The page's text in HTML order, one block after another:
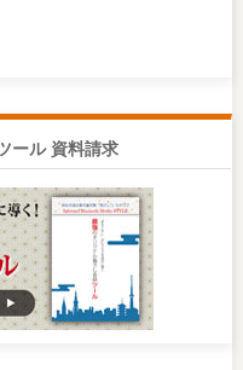
ール 資料請求